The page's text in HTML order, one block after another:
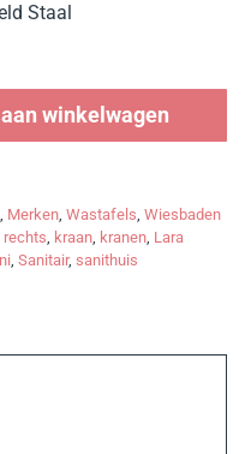
Staal
winkelwagen
, Merken, Wastafels, Wiesbaden
, kraan, kranen, Lara
, Sanitair, sanithuis